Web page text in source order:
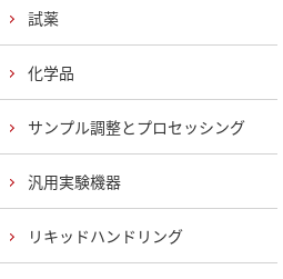
試薬
化学品
サンプル調整とプロセッシング
汎用実験機器
リキッドハンドリング